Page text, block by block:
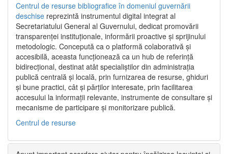
Centrul de resurse bibliografice în domeniul guvernării
deschise reprezintă instrumentul digital integrat al
Secretariatului General al Guvernului, dedicat promovării
transparenței instituționale, informării proactive și sprijinului
metodologic. Concepută ca o platformă colaborativă și
accesibilă, aceasta funcționează ca un hub de referință
bidirecțional, destinat atât specialiștilor din administrația
publică centrală și locală, prin furnizarea de resurse, ghiduri
și bune practici, cât și părților interesate, prin facilitarea
accesului la informații relevante, instrumente de consultare și
mecanisme de participare și monitorizare publică.
Centrul de resurse